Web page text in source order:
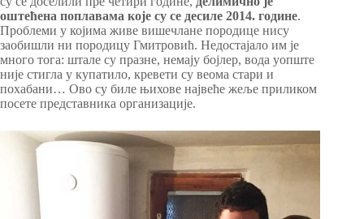
оштећена поплавама које су се десиле 2014. године.
Проблеми у којима живе вишечлане породице нису
заобишли ни породицу Гмитровић. Недостајало им је
много тога: штале су празне, немају бојлер, вода уопште
није стигла у купатило, кревети су веома стари и
похабани… Ово су биле њихове највеће жеље приликом
посете представника организације.